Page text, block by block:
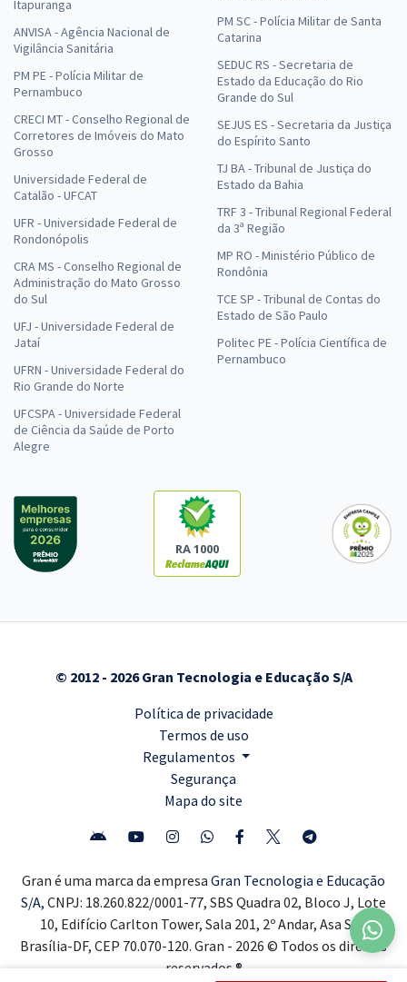
Itapuranga
ANVISA - Agência Nacional de
Vigilância Sanitária
PM PE - Polícia Militar de
Pernambuco
CRECI MT - Conselho Regional de
Corretores de Imóveis do Mato
Grosso
Universidade Federal de
Catalão - UFCAT
UFR - Universidade Federal de
Rondonópolis
CRA MS - Conselho Regional de
Administração do Mato Grosso
do Sul
UFJ - Universidade Federal de
Jataí
UFRN - Universidade Federal do
Rio Grande do Norte
UFCSPA - Universidade Federal
de Ciência da Saúde de Porto
Alegre
PM SC - Polícia Militar de Santa
Catarina
SEDUC RS - Secretaria de
Estado da Educação do Rio
Grande do Sul
SEJUS ES - Secretaria da Justiça
do Espírito Santo
TJ BA - Tribunal de Justiça do
Estado da Bahia
TRF 3 - Tribunal Regional Federal
da 3ª Região
MP RO - Ministério Público de
Rondônia
TCE SP - Tribunal de Contas do
Estado de São Paulo
Politec PE - Polícia Científica de
Pernambuco
RA 1000
© 2012 - 2026 Gran Tecnologia e Educação S/A
Política de privacidade
Termos de uso
Regulamentos
Segurança
Mapa do site
Gran é uma marca da empresa Gran Tecnologia e Educação
S/A, CNPJ: 18.260.822/0001-77, SBS Quadra 02, Bloco J, Lote
10, Edifício Carlton Tower, Sala 201, 2º Andar, Asa Sul,
Brasília-DF, CEP 70.070-120. Gran - 2026 © Todos os direitos
reservados ®